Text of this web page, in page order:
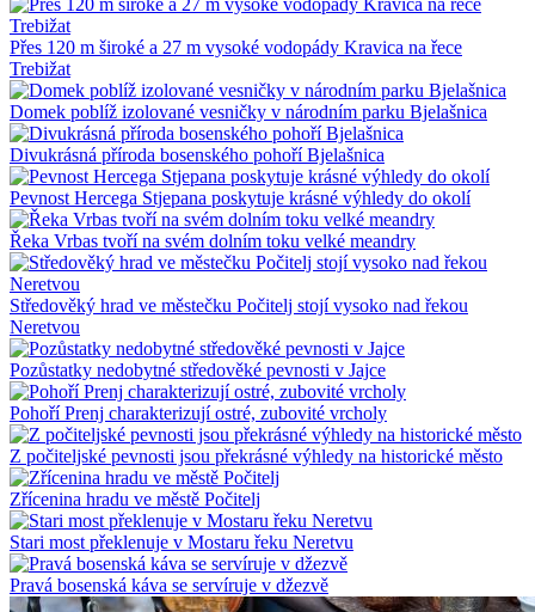
Přes 120 m široké a 27 m vysoké vodopády Kravica na řece
Trebižat
Domek poblíž izolované vesničky v národním parku Bjelašnica
Divukrásná příroda bosenského pohoří Bjelašnica
Pevnost Hercega Stjepana poskytuje krásné výhledy do okolí
Řeka Vrbas tvoří na svém dolním toku velké meandry
Středověký hrad ve městečku Počitelj stojí vysoko nad řekou
Neretvou
Pozůstatky nedobytné středověké pevnosti v Jajce
Pohoří Prenj charakterizují ostré, zubovité vrcholy
Z počiteljské pevnosti jsou překrásné výhledy na historické město
Zřícenina hradu ve městě Počitelj
Stari most překlenuje v Mostaru řeku Neretvu
Pravá bosenská káva se servíruje v džezvě